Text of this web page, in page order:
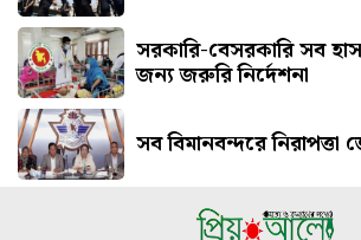
সরকারি-বেসরকারি সব
জন্য জরুরি নির্দেশনা
সব বিমানবন্দরে নিরাপত্তা